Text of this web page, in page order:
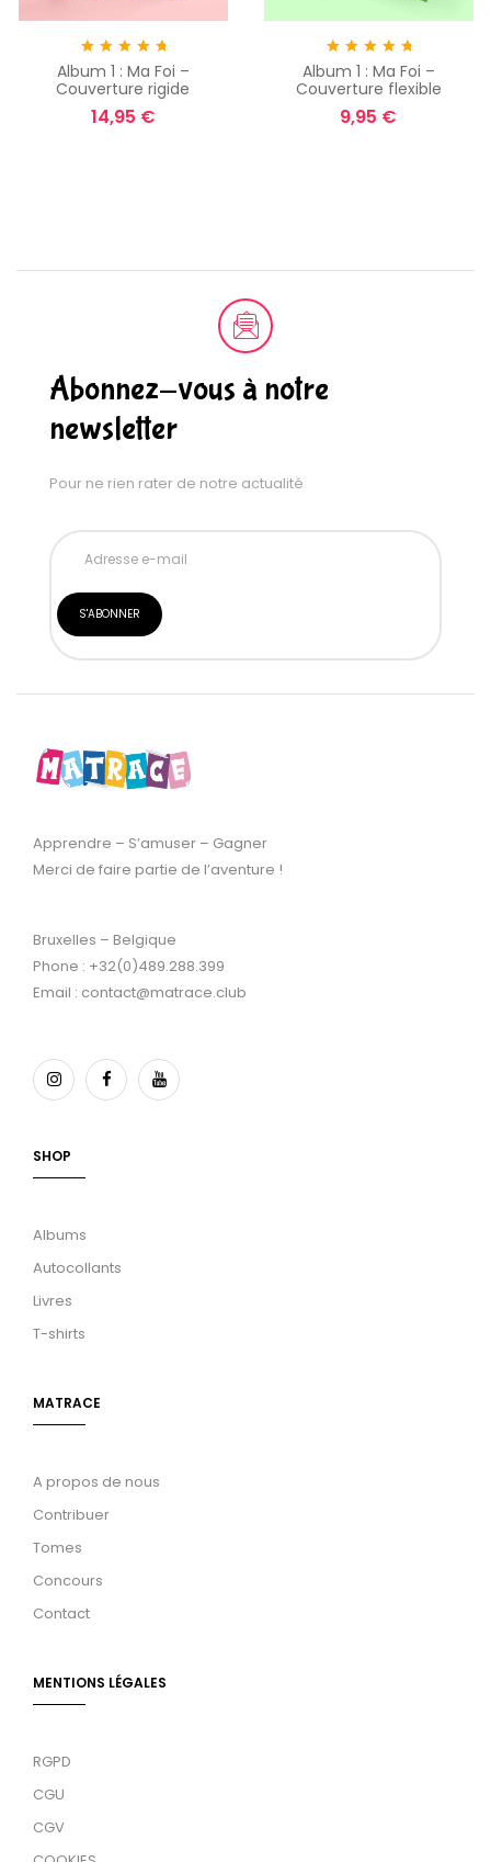
Note 5.00sur
5
Album 1 : Ma Foi –
Couverture rigide
14,95 €
Note 5.00sur
5
Album 1 : Ma Foi –
Couverture flexible
9,95 €
Abonnez-vous à notre
newsletter
Pour ne rien rater de notre actualité
Apprendre – S’amuser – Gagner
Merci de faire partie de l’aventure !
Bruxelles – Belgique
Phone : +32(0)489.288.399
Email : contact@matrace.club
SHOP
Albums
Autocollants
Livres
T-shirts
MATRACE
A propos de nous
Contribuer
Tomes
Concours
Contact
MENTIONS LÉGALES
RGPD
CGU
CGV